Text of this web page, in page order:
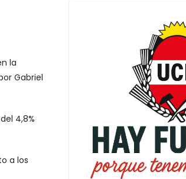
la
Gabriel
4,8%
a los